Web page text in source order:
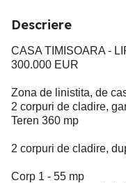
Descriere
CASA TIMISOARA -
300.000 EUR
Zona de linistita, de
2 corpuri de cladire,
Teren 360 mp
2 corpuri de cladire,
Corp 1 - 55 mp